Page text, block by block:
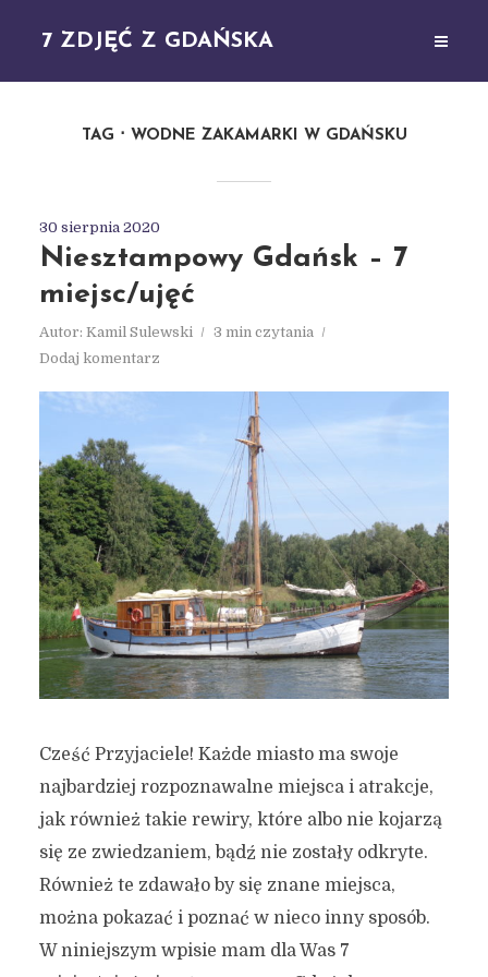
7 ZDJĘĆ Z GDAŃSKA
TAG WODNE ZAKAMARKI W GDAŃSKU
30 sierpnia 2020
Niesztampowy Gdańsk – 7
miejsc/ujęć
Autor: Kamil Sulewski
3 min czytania
Dodaj komentarz
Cześć Przyjaciele! Każde miasto ma swoje
najbardziej rozpoznawalne miejsca i atrakcje,
jak również takie rewiry, które albo nie kojarzą
się ze zwiedzaniem, bądź nie zostały odkryte.
Również te zdawało by się znane miejsca,
można pokazać i poznać w nieco inny sposób.
W niniejszym wpisie mam dla Was 7